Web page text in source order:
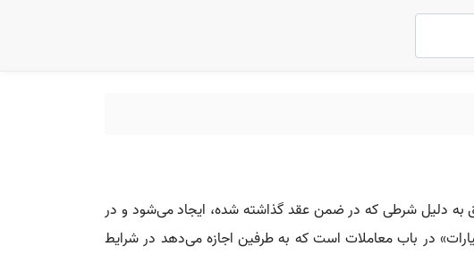
به دلیل شرطی که در ضمن عقد گذاشته شده، ایجاد می‌شود و در
در باب معاملات است که به طرفین اجازه می‌دهد در شرایط